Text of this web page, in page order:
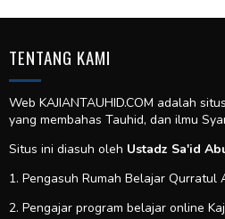
TENTANG KAMI
Web KAJIANTAUHID.COM adalah
yang membahas Tauhid, dan ilmu
Situs ini diasuh oleh Ustadz Sa'id
1. Pengasuh Rumah Belajar Qurratul
2. Pengajar program belajar online